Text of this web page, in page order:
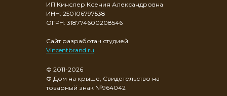
© 2011-2026
® Дом на крыше, Свидетельство на
товарный знак №964042
ИП Кинслер Ксения Александровна
ИНН: 250106797538
ОГРН: 318774600208546
Сайт разработан студией
Vincentbrand.ru